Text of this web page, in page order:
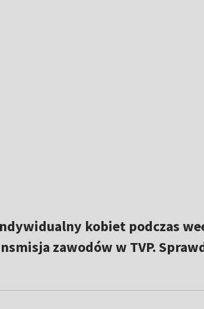
kobiet podczas
zawodów w TVP.